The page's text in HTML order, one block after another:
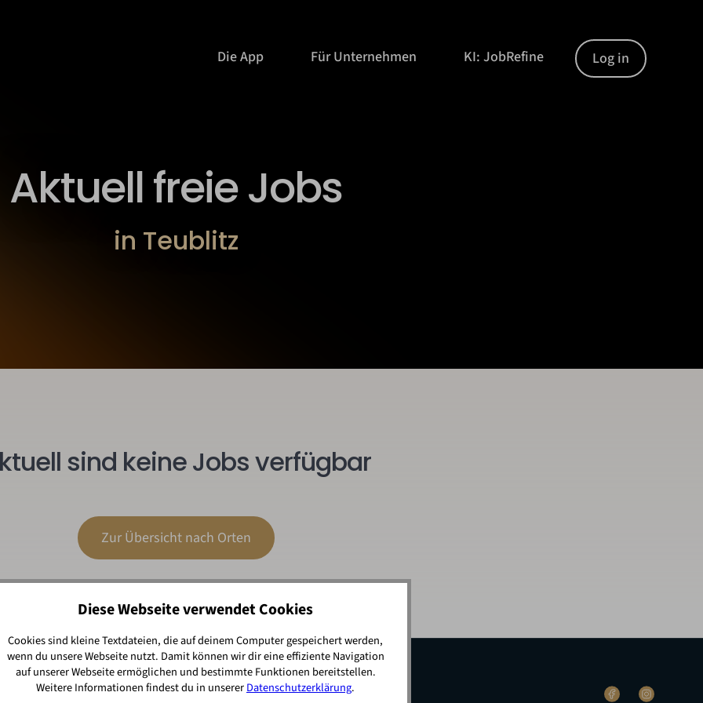
Die App Für Unternehmen KI: JobRefine Log in
Aktuell freie Jobs
in Teublitz
sind keine Jobs verfügbar
Zur Übersicht nach Orten
Diese Webseite verwendet Cookies
Cookies sind kleine Textdateien, die auf deinem Computer gespeichert werden,
wenn du unsere Webseite nutzt. Damit können wir dir eine effiziente Navigation
auf unserer Webseite ermöglichen und bestimmte Funktionen bereitstellen.
Weitere Informationen findest du in unsererDatenschutzerklärung.